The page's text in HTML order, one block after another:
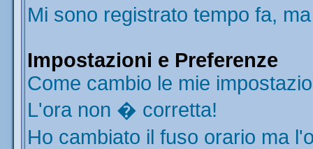
Mi sono registrato tempo fa,
Impostazioni e Preferenze
Come cambio le mie
L'ora non � corretta!
Ho cambiato il fuso orario ma